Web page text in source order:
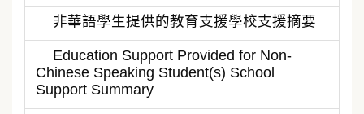
非華語學生提供的教育支援學校支援摘要
Education Support Provided for Non-
Chinese Speaking Student(s) School
Support Summary